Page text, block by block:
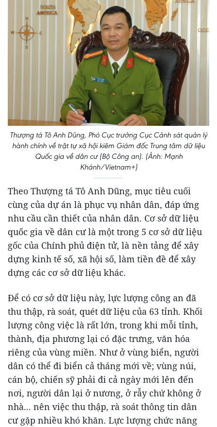
Thượng tá Tô Anh Dũng, Phó Cục trưởng Cục Cảnh sát quản lý
hành chính về trật tự xã hội kiêm Giám đốc Trung tâm dữ liệu
Quốc gia về dân cư (Bộ Công an). (Ảnh: Mạnh
Khánh/Vietnam+)
Theo Thượng tá Tô Anh Dũng, mục tiêu cuối
cùng của dự án là phục vụ nhân dân, đáp ứng
nhu cầu cần thiết của nhân dân. Cơ sở dữ liệu
quốc gia về dân cư là một trong 5 cơ sở dữ liệu
gốc của Chính phủ điện tử, là nền tảng để xây
dựng kinh tế số, xã hội số, làm tiền đề để xây
dựng các cơ sở dữ liệu khác.
Để có cơ sở dữ liệu này, lực lượng công an đã
thu thập, rà soát, quét dữ liệu của 63 tỉnh. Khối
lượng công việc là rất lớn, trong khi mỗi tỉnh,
thành, địa phương lại có đặc trưng, văn hóa
riêng của vùng miền. Như ở vùng biển, người
dân có thể đi biển cả tháng mới về; vùng núi,
cán bộ, chiến sỹ phải đi cả ngày mới lên đến
nơi, người dân lại ở nương, ở rẫy chứ không ở
nhà... nên việc thu thập, rà soát thông tin dân
cư gặp nhiều khó khăn. Lực lượng chức năng